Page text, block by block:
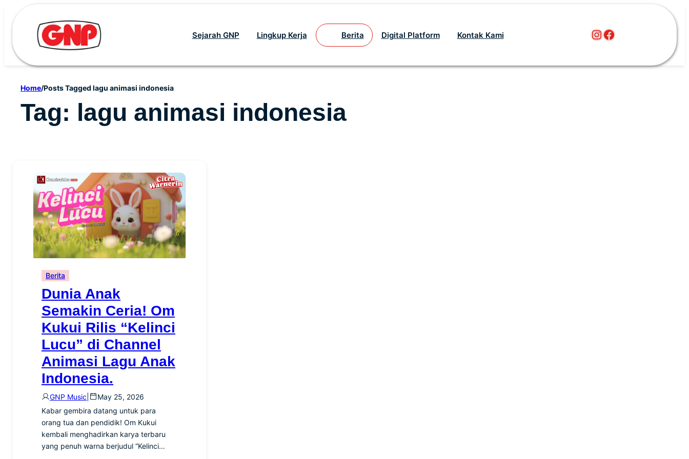
Sejarah GNP Lingkup Kerja Berita Digital Platform Kontak Kami Instagram
Facebook
Home/Posts Tagged lagu animasi indonesia
Tag: lagu animasi indonesia
Berita
Dunia Anak
Semakin Ceria! Om
Kukui Rilis “Kelinci
Lucu” di Channel
Animasi Lagu Anak
Indonesia.
GNP Music
May 25, 2026
Kabar gembira datang untuk para
orang tua dan pendidik! Om Kukui
kembali menghadirkan karya terbaru
yang penuh warna berjudul “Kelinci…